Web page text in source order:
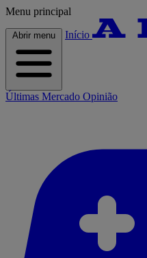
Menu principal
Abrir menu Início
Últimas Mercado Opinião